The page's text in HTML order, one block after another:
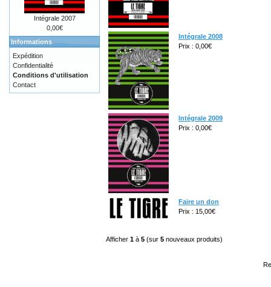
Intégrale 2008
Prix : 0,00€
Intégrale 2009
Prix : 0,00€
Faire un don
Prix : 15,00€
Afficher 1 à 5 (sur 5 nouveaux produits)
Intégrale 2007
0,00€
Informations
Expédition
Confidentialité
Conditions d'utilisation
Contact